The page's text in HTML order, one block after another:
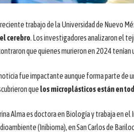
trabajo de la Universidad de Nuevo
cerebro. Los investigadores analizaron el
que quienes murieron en 2024
fue impactante aunque forma parte de
que los microplásticos están en
Alma es doctora en Biología y trabaja en
(Inibioma), en San Carlos de